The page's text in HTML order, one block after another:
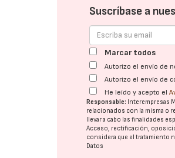
Suscríbase a
Marcar todos
Autorizo el envío de
Autorizo el envío de
He leído y acepto el
Responsable: Interempresas
relacionados con la misma o
llevar a cabo las finalidades
Acceso, rectificación,
considera que el tratamiento
Datos